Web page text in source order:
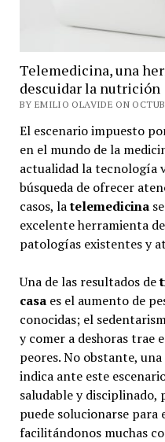
Telemedicina, una
descuidar la nutrición
BY EMILIO OLAVIDE ON
El escenario impuesto
en el mundo de la
actualidad la tecnología
búsqueda de ofrecer
casos, latelemedicina
excelente herramienta
patologías existentes y
Una de las resultados de
casa es el aumento de
conocidas; el
y comer a deshoras trae
peores. No obstante,
indica ante este
saludable y
puede solucionarse
facilitándonos muchas